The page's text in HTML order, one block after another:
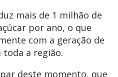
mais de 1 milhão de
por ano, o que
com a geração de
a região.
deste momento, que